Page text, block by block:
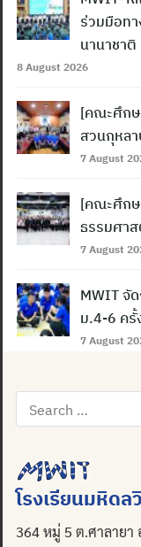
ร่วมมือทา
นานาชาติ
8 August 2026
[คณะศึกษ
สวนกุหล
7 August
[คณะศึกษ
ธรรมศา
7 August
MWIT จั
ม.4-6 ครั้
7 August
Search
for:
โรงเรียนมหิด
364 หมู่ 5 ต.ศาลาย